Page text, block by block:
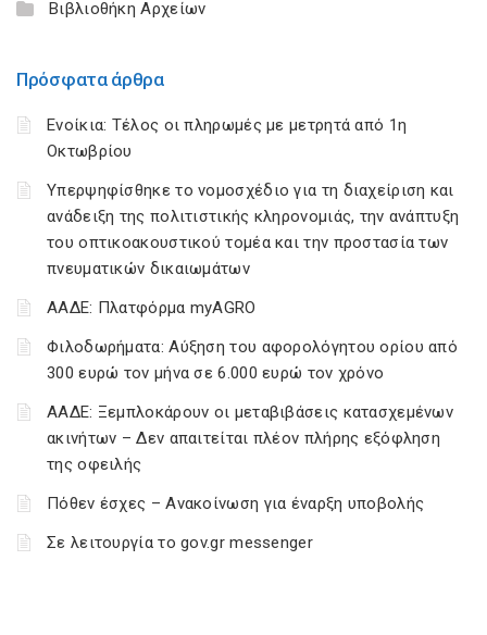
Βιβλιοθήκη Αρχείων
Πρόσφατα άρθρα
Ενοίκια: Τέλος οι πληρωμές με μετρητά από 1η
Οκτωβρίου
Υπερψηφίσθηκε το νομοσχέδιο για τη διαχείριση και
ανάδειξη της πολιτιστικής κληρονομιάς, την ανάπτυξη
του οπτικοακουστικού τομέα και την προστασία των
πνευματικών δικαιωμάτων
ΑΑΔΕ: Πλατφόρμα myAGRO
Φιλοδωρήματα: Αύξηση του αφορολόγητου ορίου από
300 ευρώ τον μήνα σε 6.000 ευρώ τον χρόνο
ΑΑΔΕ: Ξεμπλοκάρουν οι μεταβιβάσεις κατασχεμένων
ακινήτων – Δεν απαιτείται πλέον πλήρης εξόφληση
της οφειλής
Πόθεν έσχες – Ανακοίνωση για έναρξη υποβολής
Σε λειτουργία το gov.gr messenger